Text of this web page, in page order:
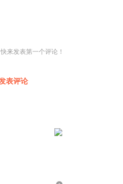
来发表第一个评论！
表评论